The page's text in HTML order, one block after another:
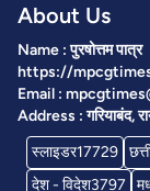
About Us
Name : पुरषोत्तम पात्र
https://
Email :
Address : गरियाबंद,
स्लाइडर17729
देश - विदेश3797